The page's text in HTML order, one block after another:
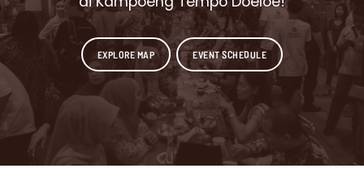
EXPLORE MAP EVENT SCHEDULE